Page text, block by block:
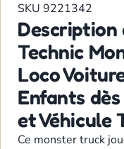
SKU 9221342
Description
Technic
Loco
Enfants dès
et Véhicule
Ce monster truck